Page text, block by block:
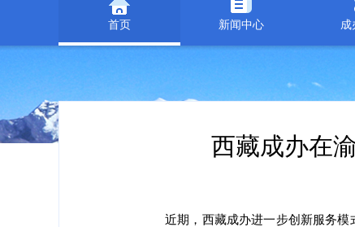
首页 新闻中心 成
西藏成办在
近期， 西藏成办进一步创新服务模